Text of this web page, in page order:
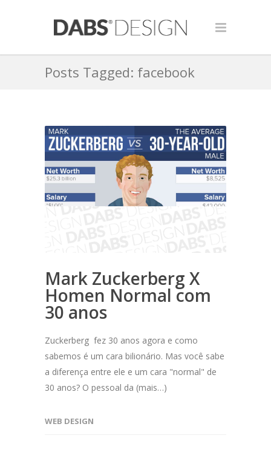
Posts Tagged: facebook
Mark Zuckerberg X
Homen Normal com
30 anos
Zuckerberg fez 30 anos agora e como
sabemos é um cara bilionário. Mas você sabe
a diferença entre ele e um cara "normal" de
30 anos? O pessoal da (mais…)
WEB DESIGN